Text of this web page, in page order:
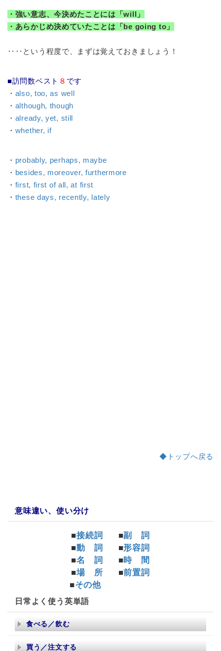
・強い意志、今決めたことには「will」
・あらかじめ決めていたことは「be going to」
‥‥という程度で、まずは覚えておきましょう！
■訪問数ベスト ８ です
・ also, too, as well
・ although, though
・ already, yet, still
・ whether, if
・ probably, perhaps, maybe
・ besides, moreover, furthermore
・ first, first of all, at first
・ these days, recently, lately
◆トップへ戻る
意味違い、使い分け
■接続詞 ■副 詞
■動 詞 ■形容詞
■名 詞 ■時 間
■場 所 ■前置詞
■その他
日常よく使う英単語
食べる／飲む
買う／注文する